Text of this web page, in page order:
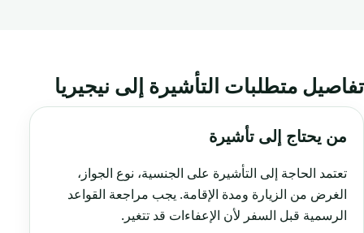
تفاصيل متطلبات التأشيرة إلى نيجيريا
من يحتاج إلى تأشيرة
تعتمد الحاجة إلى التأشيرة على الجنسية، نوع الجواز،
الغرض من الزيارة ومدة الإقامة. يجب مراجعة القواعد
الرسمية قبل السفر لأن الإعفاءات قد تتغير.